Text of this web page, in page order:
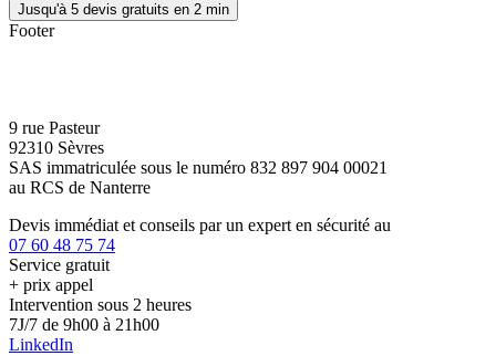
Jusqu'à 5 devis gratuits en 2 min
Footer
9 rue Pasteur
92310 Sèvres
SAS immatriculée sous le numéro 832 897 904 00021
au RCS de Nanterre
Devis immédiat et conseils par un expert en sécurité au
07 60 48 75 74
Service gratuit
+ prix appel
Intervention sous 2 heures
7J/7 de 9h00 à 21h00
LinkedIn